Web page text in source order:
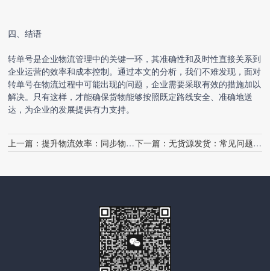
四、结语
转单号是企业物流管理中的关键一环，其准确性和及时性直接关系到
企业运营的效率和成本控制。通过本文的分析，我们不难发现，面对
转单号在物流过程中可能出现的问题，企业需要采取有效的措施加以
解决。只有这样，才能确保货物能够按照既定路线安全、准确地送
达，为企业的发展提供有力支持。
上一篇：提升物流效率：同步物流常见问题与解决策略 下一篇： 无货源发货：常见问题与解决方案